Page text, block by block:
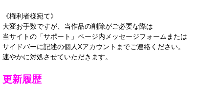
《権利者様宛て》
大変お手数ですが、当作品の削除がご必要な際は
当サイトの「サポート」ページ内メッセージフォームまたは
サイドバーに記述の個人Xアカウントまでご連絡ください。
速やかに対処させていただきます。
更新履歴